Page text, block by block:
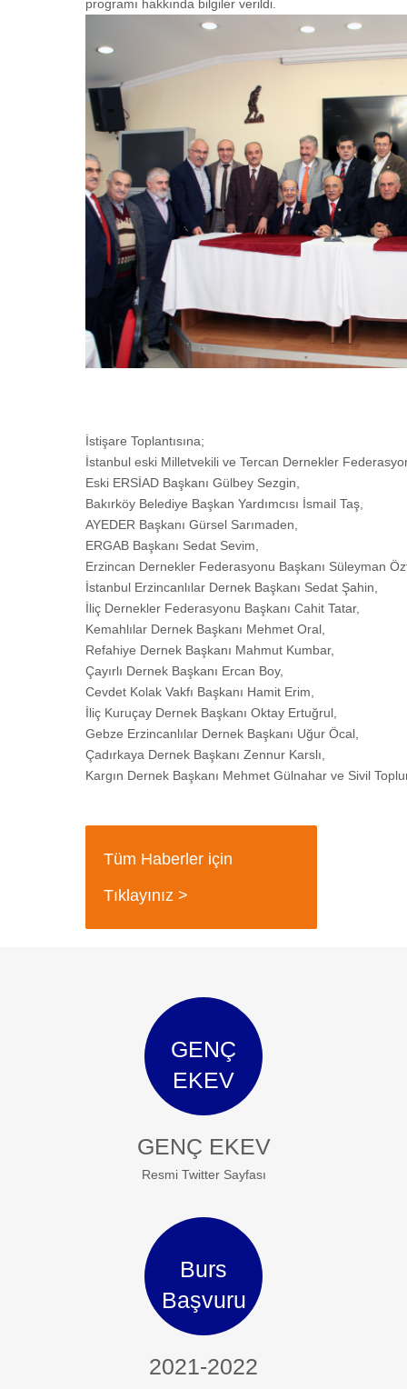
programı hakkında bilgiler verildi.
İstişare Toplantısına;
İstanbul eski Milletvekili ve Tercan Dernekler
Eski ERSİAD Başkanı Gülbey Sezgin,
Bakırköy Belediye Başkan Yardımcısı İsmail Taş,
AYEDER Başkanı Gürsel Sarımaden,
ERGAB Başkanı Sedat Sevim,
Erzincan Dernekler Federasyonu Başkanı Süleyman
İstanbul Erzincanlılar Dernek Başkanı Sedat Şahin,
İliç Dernekler Federasyonu Başkanı Cahit Tatar,
Kemahlılar Dernek Başkanı Mehmet Oral,
Refahiye Dernek Başkanı Mahmut Kumbar,
Çayırlı Dernek Başkanı Ercan Boy,
Cevdet Kolak Vakfı Başkanı Hamit Erim,
İliç Kuruçay Dernek Başkanı Oktay Ertuğrul,
Gebze Erzincanlılar Dernek Başkanı Uğur Öcal,
Çadırkaya Dernek Başkanı Zennur Karslı,
Kargın Dernek Başkanı Mehmet Gülnahar ve Sivil
Tüm Haberler için
Tıklayınız >
GENÇ
EKEV
GENÇ EKEV
Resmi Twitter Sayfası
Burs
Başvuru
2021-2022